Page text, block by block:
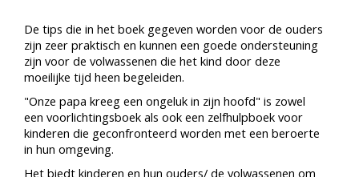
De tips die in het boek gegeven worden voor de ouders
zijn zeer praktisch en kunnen een goede ondersteuning
zijn voor de volwassenen die het kind door deze
moeilijke tijd heen begeleiden.
"Onze papa kreeg een ongeluk in zijn hoofd" is zowel
een voorlichtingsboek als ook een zelfhulpboek voor
kinderen die geconfronteerd worden met een beroerte
in hun omgeving.
Het biedt kinderen en hun ouders/ de volwassenen om